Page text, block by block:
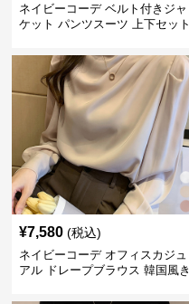
ネイビーコーデ ベルト付きジャ
ケット パンツスーツ 上下セット
¥7,580 (税込)
ネイビーコーデ オフィスカジュ
アル ドレープブラウス 韓国風き